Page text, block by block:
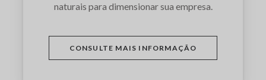
naturais para dimensionar sua empresa.
CONSULTE MAIS INFORMAÇÃO